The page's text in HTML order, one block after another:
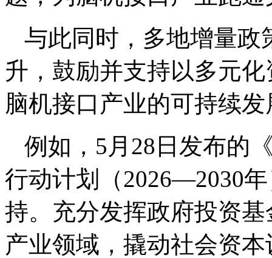
与此同时，多地增量政
升，鼓励并支持以多元
脑机接口产业的可持续发
例如，5月28日发布的
行动计划（2026—2030
持。充分发挥政府投资
产业领域，撬动社会资